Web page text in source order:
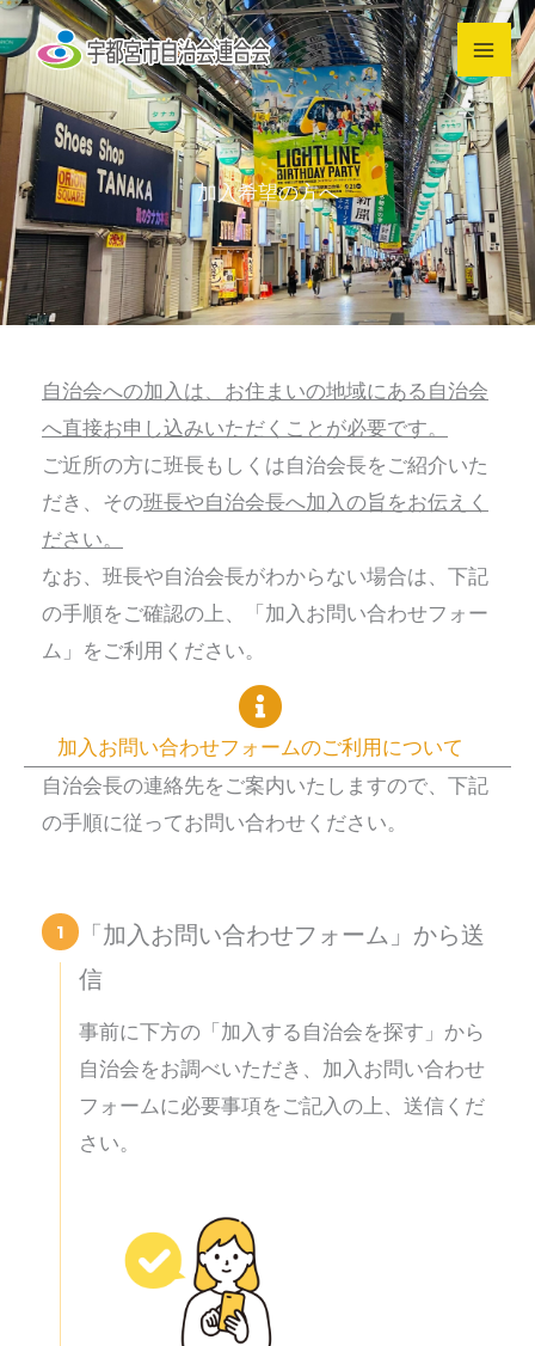
内
容
を
ス
キ
ッ
プ
加入希望の方へ
自治会への加入は、お住まいの地域にある自治会
へ直接お申し込みいただくことが必要です。
ご近所の方に班長もしくは自治会長をご紹介いた
だき、その班長や自治会長へ加入の旨をお伝えく
ださい。
なお、班長や自治会長がわからない場合は、下記
の手順をご確認の上、「加入お問い合わせフォー
ム」をご利用ください。
加入お問い合わせフォームのご利用について
自治会長の連絡先をご案内いたしますので、下記
の手順に従ってお問い合わせください。
1
「加入お問い合わせフォーム」から送
信
事前に下方の「加入する自治会を探す」から
自治会をお調べいただき、加入お問い合わせ
フォームに必要事項をご記入の上、送信くだ
さい。